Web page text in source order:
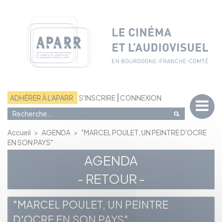
ADHÉRER À L'APARR S'INSCRIRE CONNEXION
Accueil > AGENDA > "MARCEL POULET, UN PEINTRE D'OCRE
EN SON PAYS"
AGENDA
- RETOUR -
"MARCEL POULET, UN PEINTRE